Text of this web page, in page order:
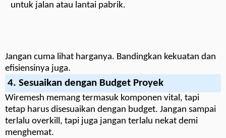
untuk jalan atau lantai pabrik.
Jangan cuma lihat harganya. Bandingkan kekuatan dan
efisiensinya juga.
4. Sesuaikan dengan Budget Proyek
Wiremesh memang termasuk komponen vital, tapi
tetap harus disesuaikan dengan budget. Jangan sampai
terlalu overkill, tapi juga jangan terlalu nekat demi
menghemat.